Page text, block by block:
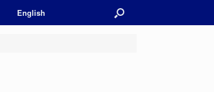
English